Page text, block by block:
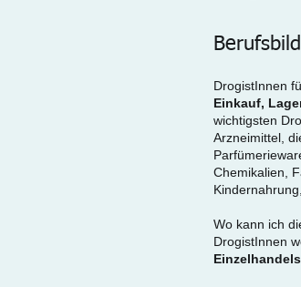
DrogistInnen
Einkauf,
wichtigsten
Arzneimittel,
Chemikalien,
Wo kann ich
DrogistInnen
Einzelhandels
Berufsbild